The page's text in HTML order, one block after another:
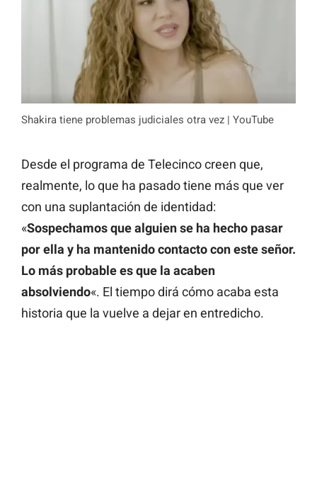
Shakira tiene problemas judiciales otra vez | YouTube
Desde el programa de Telecinco creen que,
realmente, lo que ha pasado tiene más que ver
con una suplantación de identidad:
«Sospechamos que alguien se ha hecho pasar
por ella y ha mantenido contacto con este señor.
Lo más probable es que la acaben
absolviendo«. El tiempo dirá cómo acaba esta
historia que la vuelve a dejar en entredicho.